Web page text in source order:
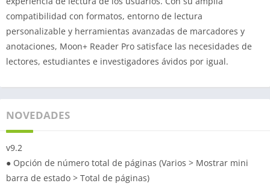
compatibilidad con formatos, entorno de lectura
personalizable y herramientas avanzadas de marcadores y
anotaciones, Moon+ Reader Pro satisface las necesidades de
lectores, estudiantes e investigadores ávidos por igual.
NOVEDADES
v9.2
● Opción de número total de páginas (Varios > Mostrar mini
barra de estado > Total de páginas)